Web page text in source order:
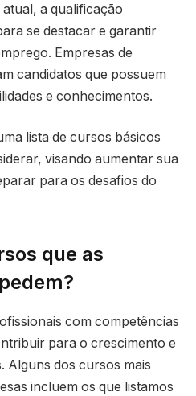
a qualificação
se destacar e garantir
Empresas de
candidatos que possuem
e conhecimentos.
lista de cursos básicos
visando aumentar sua
para os desafios do
que as
com competências
para o crescimento e
Alguns dos cursos mais
incluem os que listamos